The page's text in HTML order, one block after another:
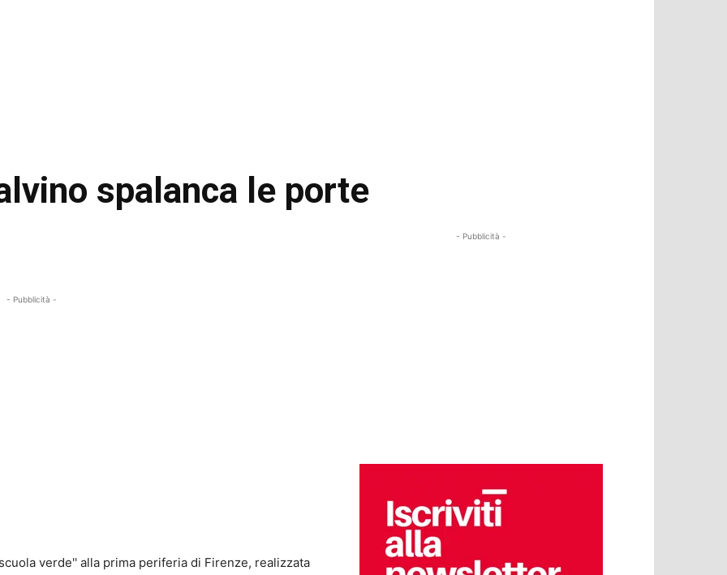
spalanca le porte
- Pubblicità -
verde'' alla prima periferia di Firenze, realizzata
- Pubblicità -